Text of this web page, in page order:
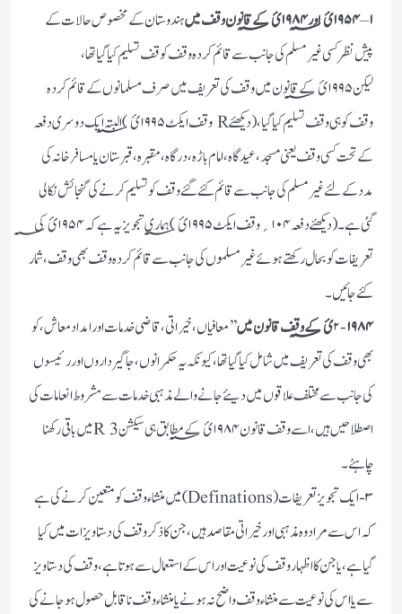
۱–۱۹۵۴ئ؁ اور ۱۹۸۴ئ؁ کے قانون وقف میں
ہندوستان کے مخصوص حالات کے
پیش نظر کسی غیر مسلم کی جانب سے قائم کردہ وقف کو قف تسلیم کیا گیا تھا،
لیکن ۱۹۹۵ئ؁ کے قانون میں وقف کی تعریف میں صرف مسلمانوں کے قائم کردہ
وقف کو ہی وقف تسلیم کیا گیا، (دیکھئے R وقف ایکٹ ۱۹۹۵ئ؁) البتہ ایک دوسری دفعہ
کے تحت کسی وقف یعنی مسجد، عیدگاہ، امام باڑہ، درگاہ، مقبرہ، قبرستان یا مسافر خانہ کی
مدد کے لئے غیر مسلم کی جانب سے قائم کئے گئے وقف کو تسلیم کرنے کی گنجائش نکالی
گئی ہے۔ (دیکھئے دفعہ ۱۰۴؍ وقف ایکٹ ۱۹۹۵ئ؁ ) ہماری تجویز یہ ہے کہ ۱۹۵۴ئ؁ کی
تعریفات کو بحال رکھتے ہوئے غیر مسلموں کی جانب سے قائم کردہ وقف بھی وقف، شمار
کئے جائیں۔
۲-۱۹۸۴ئ؁ کے وقف قانون میں
’’ معافیاں، خیراتی، قاضی خدمات اور امداد معاش، کو
بھی وقف کی تعریف میں شامل کیا گیا تھا، کیونکہ یہ حکمرانوں، جاگیرداروں اور رئیسوں
کی جانب سے مختلف علاقوں میں دیئے جانے والے مذہبی خدمات سے مشروط انعامات کی
اصطلاحیں ہیں، اسے وقف قانون ۱۹۸۴ئ؁ کے مطابق ہی سیکشن R 3میں باقی رکھنا
چاہئے۔
۳-ایک تجویز تعریفات (Definations) میں منشاء وقف کو متعین کرنے کی ہے
کہ اس سے مراد وہ مذہبی اور خیراتی مقاصد ہیں، جن کا ذکر وقف کی دستاویز ات میں کیا
گیا ہے، یا جن کا اظہار وقف کی نوعیت اور اس کے استعمال سے ہوتا ہے، وقف کی دستاویز
سے یا اس کی نوعیت سے منشاء وقف واضح نہ ہونے یا منشاء وقف ناقابل حصول ہوجانے کی